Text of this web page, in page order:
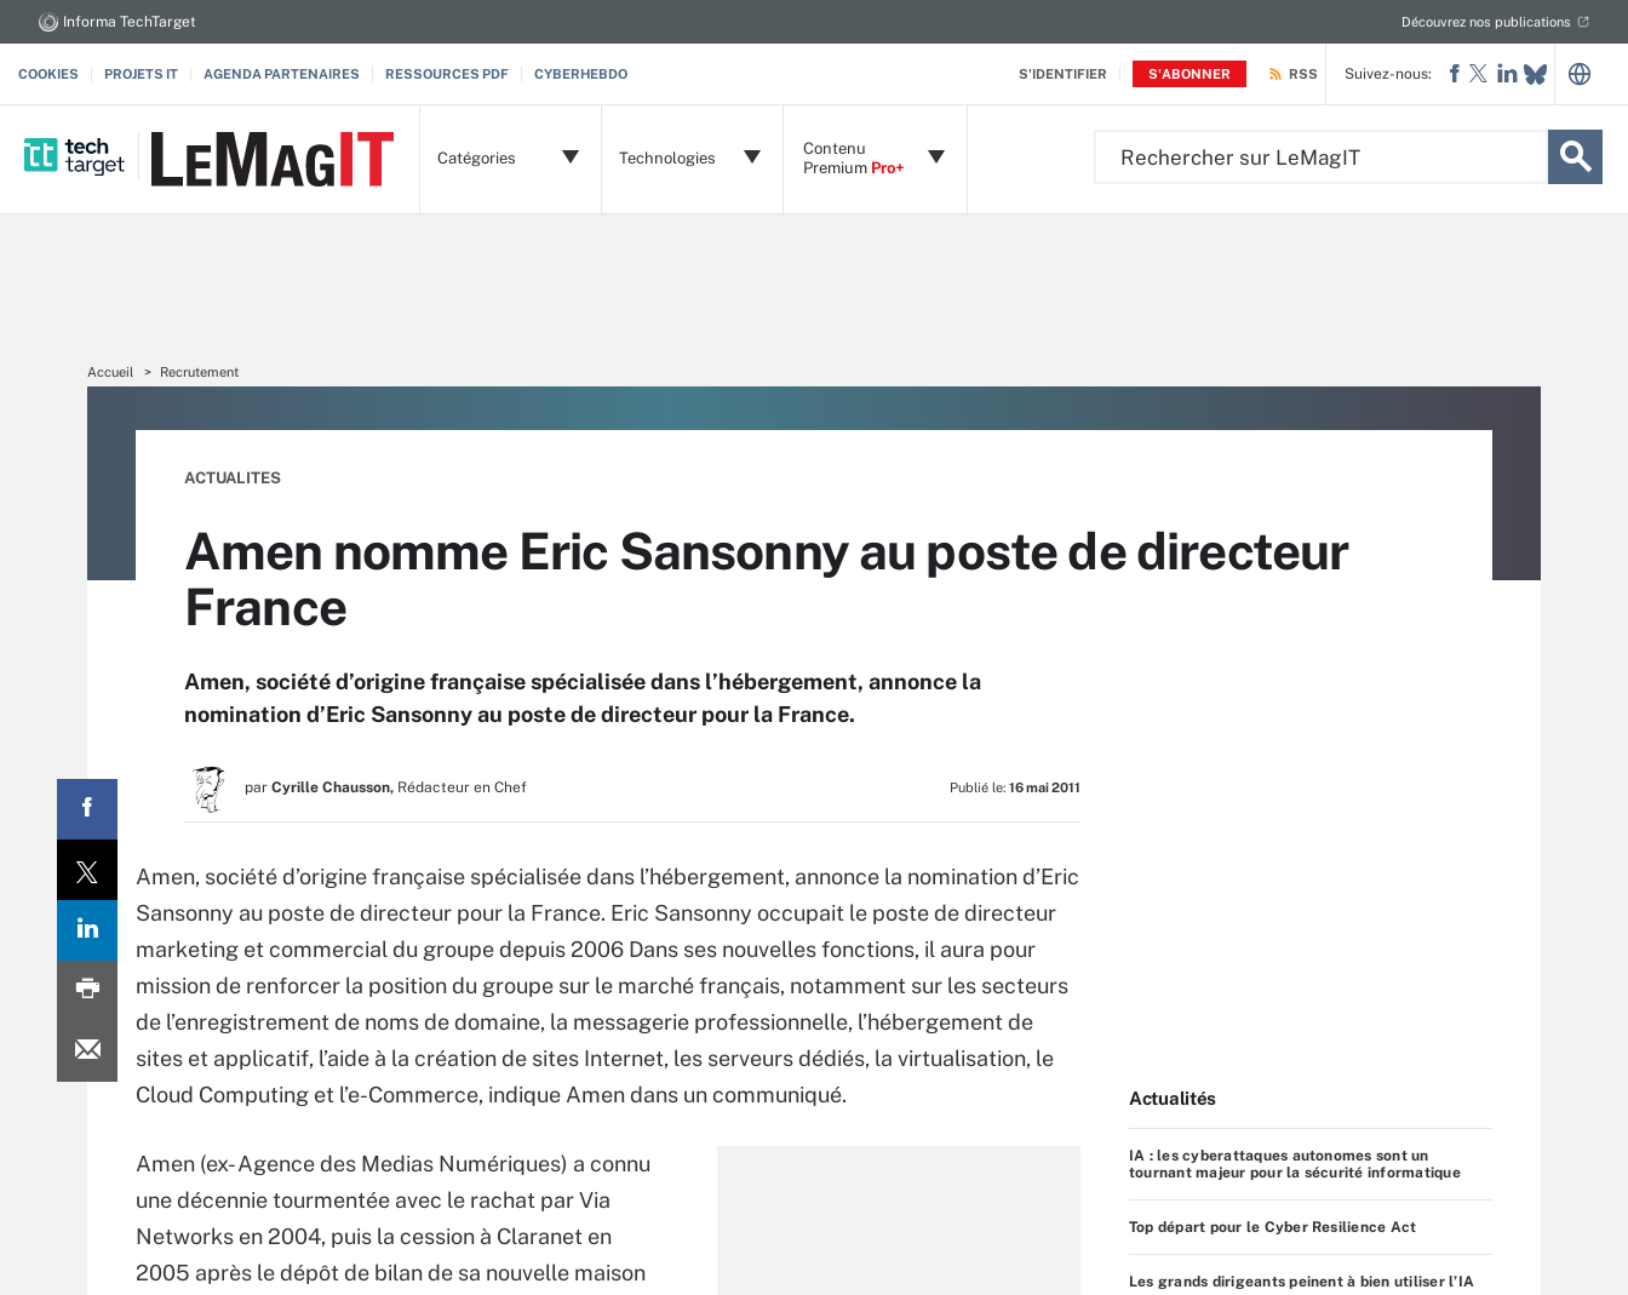
S'IDENTIFIER S'ABONNER
Informa TechTarget Découvrez nos publications
COOKIES PROJETS IT AGENDA PARTENAIRES RESSOURCES PDF CYBERHEBDO RSS
Catégories Technologies
Contenu
Premium Pro+
Suivez-nous:
Accueil Recrutement
ACTUALITES
Amen nomme Eric Sansonny au poste de directeur
France
Amen, société d’origine française spécialisée dans l’hébergement, annonce la
nomination d’Eric Sansonny au poste de directeur pour la France.
par Cyrille Chausson, Rédacteur en Chef Publié le: 16 mai 2011
Amen, société d’origine française spécialisée dans l’hébergement, annonce la nomination d’Eric
Sansonny au poste de directeur pour la France. Eric Sansonny occupait le poste de directeur
marketing et commercial du groupe depuis 2006 Dans ses nouvelles fonctions, il aura pour
mission de renforcer la position du groupe sur le marché français, notamment sur les secteurs
de l’enregistrement de noms de domaine, la messagerie professionnelle, l’hébergement de
sites et applicatif, l’aide à la création de sites Internet, les serveurs dédiés, la virtualisation, le
Cloud Computing et l’e-Commerce, indique Amen dans un communiqué.
Amen (ex- Agence des Medias Numériques) a connu
une décennie tourmentée avec le rachat par Via
Networks en 2004, puis la cession à Claranet en
2005 après le dépôt de bilan de sa nouvelle maison
Actualités
IA : les cyberattaques autonomes sont un
tournant majeur pour la sécurité informatique
Top départ pour le Cyber Resilience Act
Les grands dirigeants peinent à bien utiliser l’IA